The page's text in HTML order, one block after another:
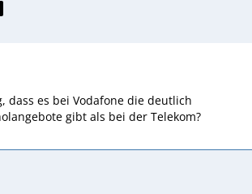
dass es bei Vodafone die deutlich
gibt als bei der Telekom?